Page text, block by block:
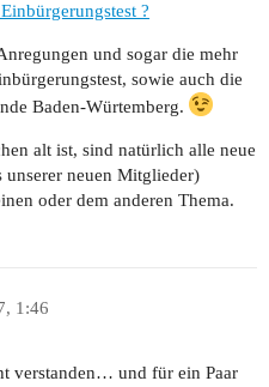
?
und sogar die mehr
sowie auch die
Baden-Würtemberg.
alt ist, sind natürlich alle neue
unserer neuen Mitglieder)
oder dem anderen Thema.
1:46
verstanden… und für ein Paar